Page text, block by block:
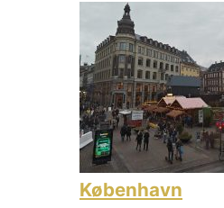
København